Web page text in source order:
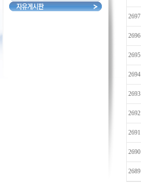
2697
2696
2695
2694
2693
2692
2691
2690
2689